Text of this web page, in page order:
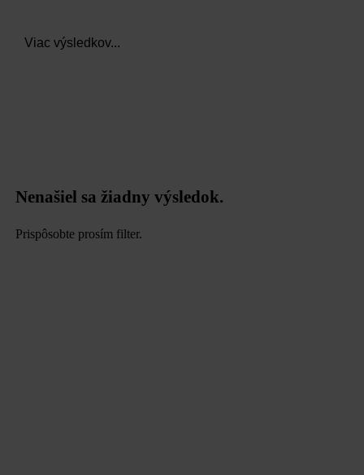
Viac výsledkov...
Nenašiel sa žiadny výsledok.
Prispôsobte prosím filter.